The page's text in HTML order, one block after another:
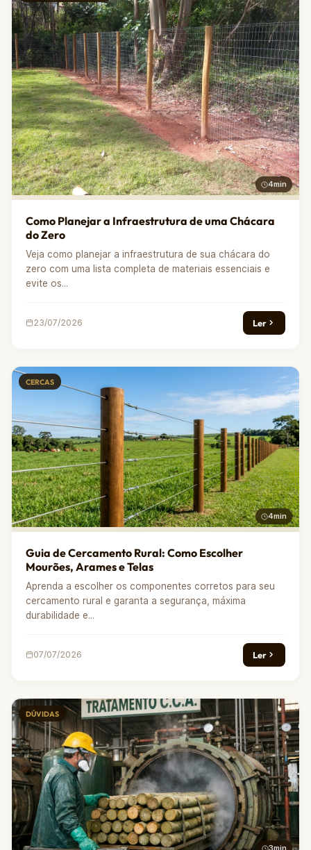
4min
Como Planejar a Infraestrutura de uma Chácara
do Zero
Veja como planejar a infraestrutura de sua chácara do
zero com uma lista completa de materiais essenciais e
evite os...
23/07/2026 Ler
CERCAS
4min
Guia de Cercamento Rural: Como Escolher
Mourões, Arames e Telas
Aprenda a escolher os componentes corretos para seu
cercamento rural e garanta a segurança, máxima
durabilidade e...
07/07/2026 Ler
DÚVIDAS